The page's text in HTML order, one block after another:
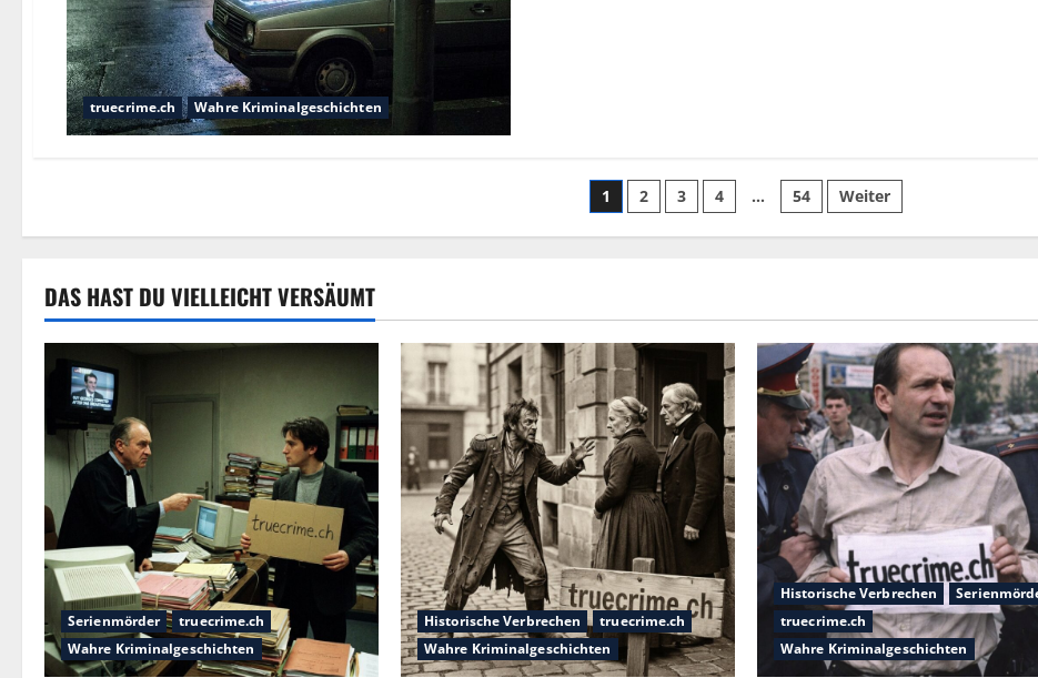
truecrime.ch Wahre Kriminalgeschichten
1 2 3 4 … 54 Weiter
DAS HAST DU VIELLEICHT VERSÄUMT
Serienmörder
truecrime.ch
Wahre Kriminalgeschichten
Historische Verbrechen
truecrime.ch
Wahre Kriminalgeschichten
Historische Verbrechen
truecrime.ch
Wahre Kriminalgeschichten